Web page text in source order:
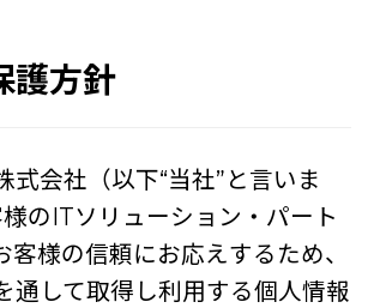
護方針
式会社（以下“当社”と言いま
のITソリューション・パート
客様の信頼にお応えするため、
通して取得し利用する個人情報